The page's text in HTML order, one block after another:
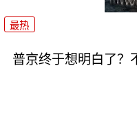
最热
普京终于想明白了？